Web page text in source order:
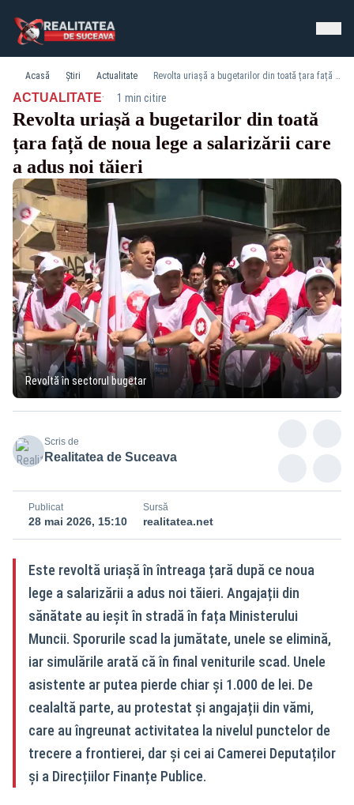
Acasă Știri Actualitate Revolta uriașă a bugetarilor din toată țara față de noua lege a salarizării care a adus noi tăieri
ACTUALITATE· 1 min citire
Revolta uriașă a bugetarilor din toată
țara față de noua lege a salarizării care
a adus noi tăieri
Revoltă în sectorul bugetar
Scris de
Realitatea de Suceava
Publicat
28 mai 2026, 15:10
Sursă
realitatea.net
Este revoltă uriașă în întreaga țară după ce noua
lege a salarizării a adus noi tăieri. Angajații din
sănătate au ieșit în stradă în fața Ministerului
Muncii. Sporurile scad la jumătate, unele se elimină,
iar simulările arată că în final veniturile scad. Unele
asistente ar putea pierde chiar și 1.000 de lei. De
cealaltă parte, au protestat și angajații din vămi,
care au îngreunat activitatea la nivelul punctelor de
trecere a frontierei, dar și cei ai Camerei Deputaților
și a Direcțiilor Finanțe Publice.